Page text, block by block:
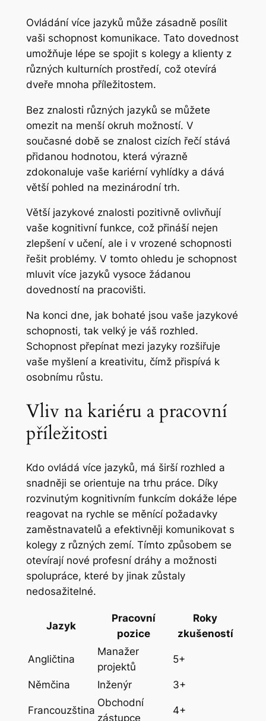
Ovládání více jazyků může zásadně posílit
vaši schopnost komunikace. Tato dovednost
umožňuje lépe se spojit s kolegy a klienty z
různých kulturních prostředí, což otevírá
dveře mnoha příležitostem.
Bez znalosti různých jazyků se můžete
omezit na menší okruh možností. V
současné době se znalost cizích řečí stává
přidanou hodnotou, která výrazně
zdokonaluje vaše kariérní vyhlídky a dává
větší pohled na mezinárodní trh.
Větší jazykové znalosti pozitivně ovlivňují
vaše kognitivní funkce, což přináší nejen
zlepšení v učení, ale i v vrozené schopnosti
řešit problémy. V tomto ohledu je schopnost
mluvit více jazyků vysoce žádanou
dovedností na pracovišti.
Na konci dne, jak bohaté jsou vaše jazykové
schopnosti, tak velký je váš rozhled.
Schopnost přepínat mezi jazyky rozšiřuje
vaše myšlení a kreativitu, čímž přispívá k
osobnímu růstu.
Vliv na kariéru a pracovní
příležitosti
Kdo ovládá více jazyků, má širší rozhled a
snadněji se orientuje na trhu práce. Díky
rozvinutým kognitivním funkcím dokáže lépe
reagovat na rychle se měnící požadavky
zaměstnavatelů a efektivněji komunikovat s
kolegy z různých zemí. Tímto způsobem se
otevírají nové profesní dráhy a možnosti
spolupráce, které by jinak zůstaly
nedosažitelné.
Jazyk
Pracovní
pozice
Roky
zkušeností
Angličtina
Manažer
projektů
5+
Němčina Inženýr 3+
Francouzština
Obchodní
zástupce
4+